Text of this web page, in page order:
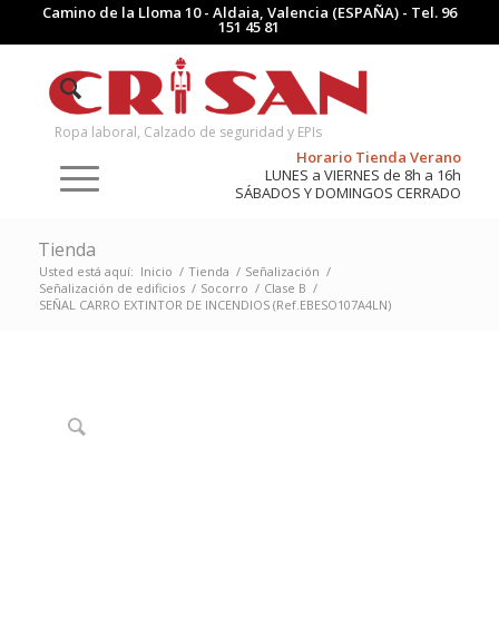
Camino de la Lloma 10 - Aldaia, Valencia (ESPAÑA) - Tel. 96
151 45 81
Ropa laboral, Calzado de seguridad y EPIs
Horario Tienda Verano
LUNES a VIERNES de 8h a 16h
SÁBADOS Y DOMINGOS CERRADO
Tienda
Usted está aquí: Inicio / Tienda / Señalización /
Señalización de edificios / Socorro / Clase B /
SEÑAL CARRO EXTINTOR DE INCENDIOS (Ref.EBESO107A4LN)